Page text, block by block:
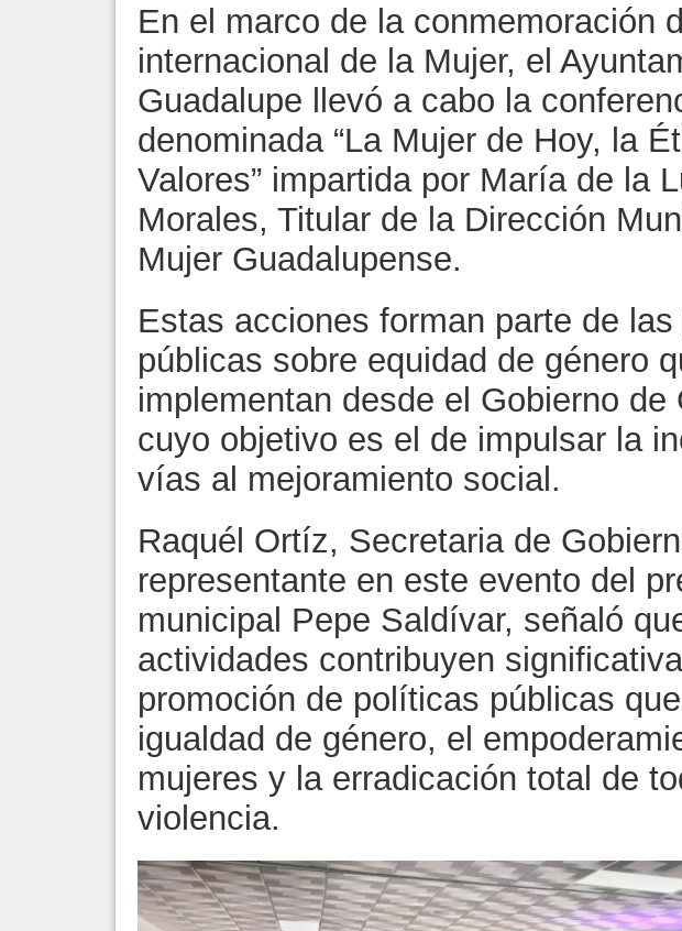
En el marco de la conmemoración
internacional de la Mujer, el
Guadalupe llevó a cabo la
denominada “La Mujer de Hoy, la
Valores” impartida por María de la
Morales, Titular de la Dirección
Mujer Guadalupense.
Estas acciones forman parte de
públicas sobre equidad de género
implementan desde el Gobierno de
cuyo objetivo es el de impulsar la
vías al mejoramiento social.
Raquél Ortíz, Secretaria de
representante en este evento del
municipal Pepe Saldívar, señaló
actividades contribuyen
promoción de políticas públicas
igualdad de género, el
mujeres y la erradicación total de
violencia.